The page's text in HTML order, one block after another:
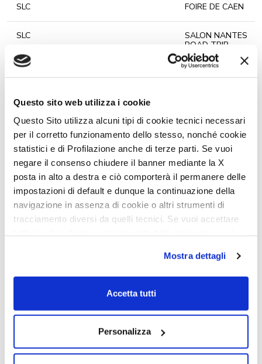
Questo sito web utilizza i cookie
Questo Sito utilizza alcuni tipi di cookie tecnici necessari
per il corretto funzionamento dello stesso, nonché cookie
statistici e di Profilazione anche di terze parti. Se vuoi
negare il consenso chiudere il banner mediante la X
posta in alto a destra e ciò comporterà il permanere delle
impostazioni di default e dunque la continuazione della
navigazione in assenza di cookie o altri strumenti di
tracciamento diversi da quelli tecnici. Se vuoi accettare
su acconsento selezionati. Se vuoi saperne di più clicca
qui. Cliccando sul tasto "Acconsento" permetti l'utilizzo
Mostra dettagli
Accetta tutti
Personalizza
SLC FOIRE DE CAEN
SLC
SALON NANTES
ROAD TRIP
SLC
SALON NANTES
ROAD TRIP
SLC
SALON DE
PLOUAY
SABADIN
SALON DE
PERIGUEUX
SALON DE BREST